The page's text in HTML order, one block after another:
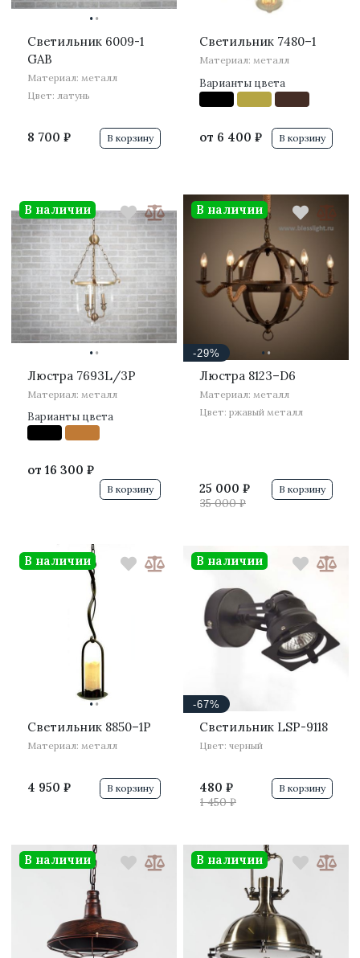
··
Светильник 6009-1
GAB
Материал: металл
Цвет: латунь
8 700 ₽ В корзину
Светильник 7480–1
Материал: металл
Варианты цвета
от 6 400 ₽ В корзину
··
Люстра 7693L/3P
Материал: металл
Варианты цвета
от 16 300 ₽
В наличии
В корзину
··
-29%
Люстра 8123–D6
Материал: металл
Цвет: ржавый металл
25 000 ₽
35 000 ₽
В наличии
В корзину
··
Светильник 8850–1P
Материал: металл
4 950 ₽
В наличии
В корзину
-67%
Светильник LSP-9118
Цвет: черный
480 ₽
1 450 ₽
В наличии
В корзину
В наличии В наличии